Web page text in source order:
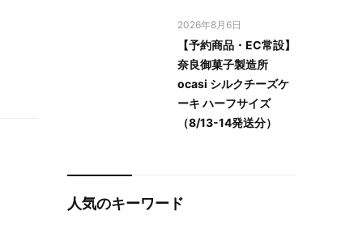
2026年8月6日
【予約商品・EC常設】
奈良御菓子製造所
ocasi シルクチーズケ
ーキ ハーフサイズ
（8/13-14発送分）
人気のキーワード